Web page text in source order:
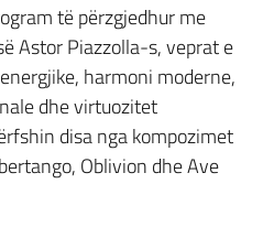
të përzgjedhur me
Astor Piazzolla-s, veprat e
harmoni moderne,
dhe virtuozitet
disa nga kompozimet
Oblivion dhe Ave